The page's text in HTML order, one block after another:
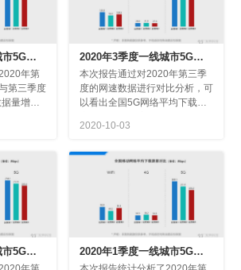
速实测报告
率较前两个季度略有下降。
2020-10-03
速实测报告